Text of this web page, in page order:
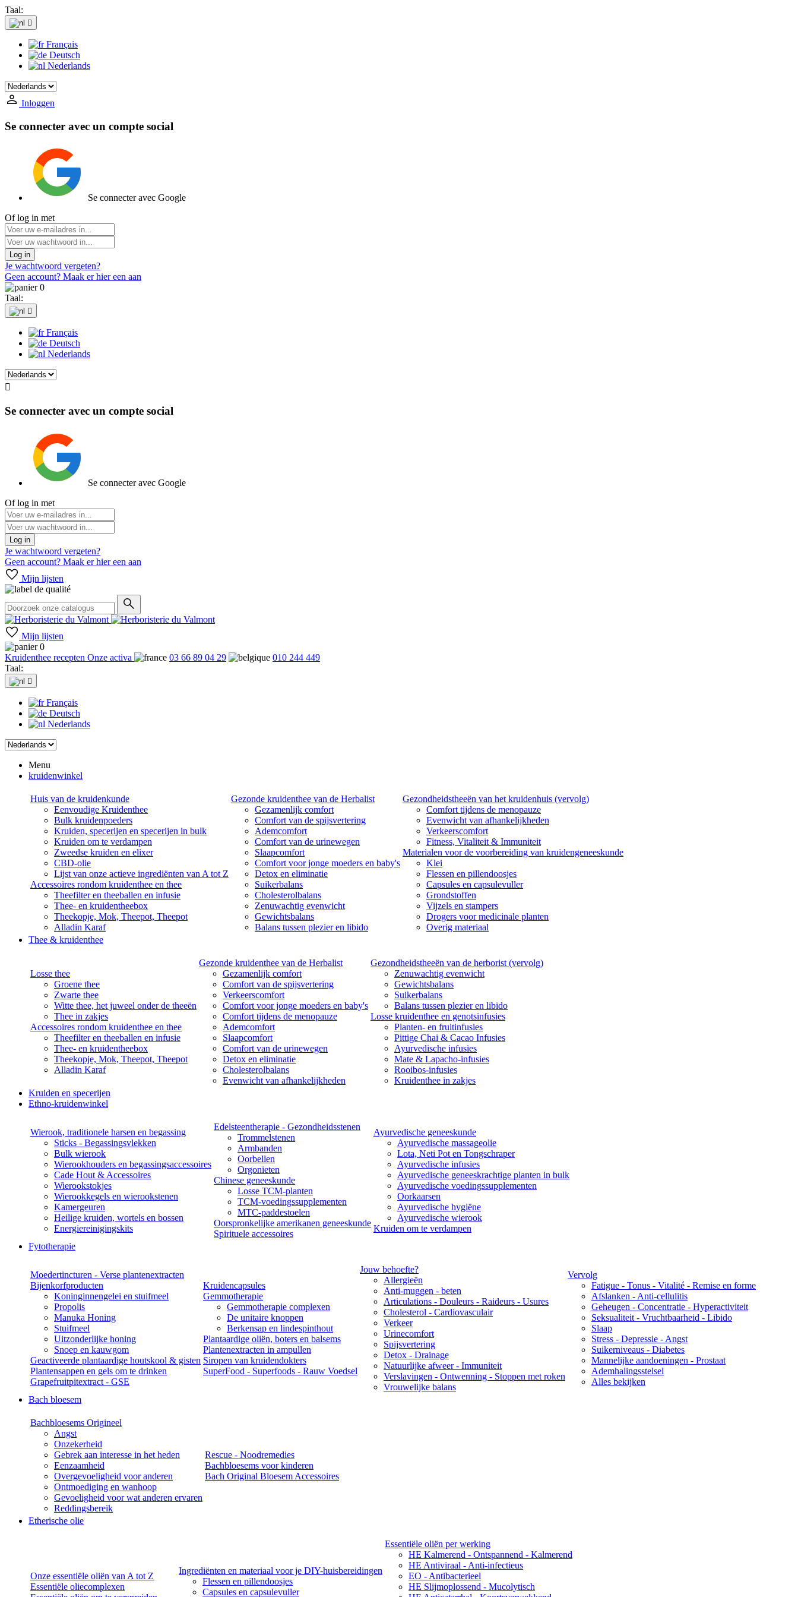
Taal:

Français
Deutsch
Nederlands
Inloggen
Se connecter avec un compte social
Se connecter avec Google
Of log in met
Log in
Je wachtwoord vergeten?
Geen account? Maak er hier een aan
0
Taal:

Français
Deutsch
Nederlands

Se connecter avec un compte social
Se connecter avec Google
Of log in met
Log in
Je wachtwoord vergeten?
Geen account? Maak er hier een aan
Mijn lijsten
Mijn lijsten
0
Kruidenthee recepten Onze activa 03 66 89 04 29
010 244 449
Taal:

Français
Deutsch
Nederlands
Menu
kruidenwinkel
Huis van de kruidenkunde
Eenvoudige Kruidenthee
Bulk kruidenpoeders
Kruiden, specerijen en specerijen in bulk
Kruiden om te verdampen
Zweedse kruiden en elixer
CBD-olie
Lijst van onze actieve ingrediënten van A tot Z
Accessoires rondom kruidenthee en thee
Theefilter en theeballen en infusie
Thee- en kruidentheebox
Theekopje, Mok, Theepot, Theepot
Alladin Karaf
Gezonde kruidenthee van de Herbalist
Gezamenlijk comfort
Comfort van de spijsvertering
Ademcomfort
Comfort van de urinewegen
Slaapcomfort
Comfort voor jonge moeders en baby's
Detox en eliminatie
Suikerbalans
Cholesterolbalans
Zenuwachtig evenwicht
Gewichtsbalans
Balans tussen plezier en libido
Gezondheidstheeën van het kruidenhuis (vervolg)
Comfort tijdens de menopauze
Evenwicht van afhankelijkheden
Verkeerscomfort
Fitness, Vitaliteit & Immuniteit
Materialen voor de voorbereiding van kruidengeneeskunde
Klei
Flessen en pillendoosjes
Capsules en capsulevuller
Grondstoffen
Vijzels en stampers
Drogers voor medicinale planten
Overig materiaal
Thee & kruidenthee
Losse thee
Groene thee
Zwarte thee
Witte thee, het juweel onder de theeën
Thee in zakjes
Accessoires rondom kruidenthee en thee
Theefilter en theeballen en infusie
Thee- en kruidentheebox
Theekopje, Mok, Theepot, Theepot
Alladin Karaf
Gezonde kruidenthee van de Herbalist
Gezamenlijk comfort
Comfort van de spijsvertering
Verkeerscomfort
Comfort voor jonge moeders en baby's
Comfort tijdens de menopauze
Ademcomfort
Slaapcomfort
Comfort van de urinewegen
Detox en eliminatie
Cholesterolbalans
Evenwicht van afhankelijkheden
Gezondheidstheeën van de herborist (vervolg)
Zenuwachtig evenwicht
Gewichtsbalans
Suikerbalans
Balans tussen plezier en libido
Losse kruidenthee en genotsinfusies
Planten- en fruitinfusies
Pittige Chai & Cacao Infusies
Ayurvedische infusies
Mate & Lapacho-infusies
Rooibos-infusies
Kruidenthee in zakjes
Kruiden en specerijen
Ethno-kruidenwinkel
Wierook, traditionele harsen en begassing
Sticks - Begassingsvlekken
Bulk wierook
Wierookhouders en begassingsaccessoires
Cade Hout & Accessoires
Wierookstokjes
Wierookkegels en wierookstenen
Kamergeuren
Heilige kruiden, wortels en bossen
Energiereinigingskits
Edelsteentherapie - Gezondheidsstenen
Trommelstenen
Armbanden
Oorbellen
Orgonieten
Chinese geneeskunde
Losse TCM-planten
TCM-voedingssupplementen
MTC-paddestoelen
Oorspronkelijke amerikanen geneeskunde
Spirituele accessoires
Ayurvedische geneeskunde
Ayurvedische massageolie
Lota, Neti Pot en Tongschraper
Ayurvedische infusies
Ayurvedische geneeskrachtige planten in bulk
Ayurvedische voedingssupplementen
Oorkaarsen
Ayurvedische hygiëne
Ayurvedische wierook
Kruiden om te verdampen
Fytotherapie
Moedertincturen - Verse plantenextracten
Bijenkorfproducten
Koninginnengelei en stuifmeel
Propolis
Manuka Honing
Stuifmeel
Uitzonderlijke honing
Snoep en kauwgom
Geactiveerde plantaardige houtskool & gisten
Plantensappen en gels om te drinken
Grapefruitpitextract - GSE
Kruidencapsules
Gemmotherapie
Gemmotherapie complexen
De unitaire knoppen
Berkensap en lindespinthout
Plantaardige oliën, boters en balsems
Plantenextracten in ampullen
Siropen van kruidendokters
SuperFood - Superfoods - Rauw Voedsel
Jouw behoefte?
Allergieën
Anti-muggen - beten
Articulations - Douleurs - Raideurs - Usures
Cholesterol - Cardiovasculair
Verkeer
Urinecomfort
Spijsvertering
Detox - Drainage
Natuurlijke afweer - Immuniteit
Verslavingen - Ontwenning - Stoppen met roken
Vrouwelijke balans
Vervolg
Fatigue - Tonus - Vitalité - Remise en forme
Afslanken - Anti-cellulitis
Geheugen - Concentratie - Hyperactiviteit
Seksualiteit - Vruchtbaarheid - Libido
Slaap
Stress - Depressie - Angst
Suikerniveaus - Diabetes
Mannelijke aandoeningen - Prostaat
Ademhalingsstelsel
Alles bekijken
Bach bloesem
Bachbloesems Origineel
Angst
Onzekerheid
Gebrek aan interesse in het heden
Eenzaamheid
Overgevoeligheid voor anderen
Ontmoediging en wanhoop
Gevoeligheid voor wat anderen ervaren
Reddingsbereik
Rescue - Noodremedies
Bachbloesems voor kinderen
Bach Original Bloesem Accessoires
Etherische olie
Onze essentiële oliën van A tot Z
Essentiële oliecomplexen
Ingrediënten en materiaal voor je DIY-huisbereidingen
Flessen en pillendoosjes
Capsules en capsulevuller
Essentiële oliën per werking
HE Kalmerend - Ontspannend - Kalmerend
HE Antiviraal - Anti-infectieus
EO - Antibacterieel
HE Slijmoplossend - Mucolytisch